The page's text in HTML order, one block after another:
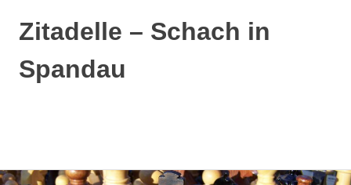
Zum
Zitadelle – Schach in
Spandau